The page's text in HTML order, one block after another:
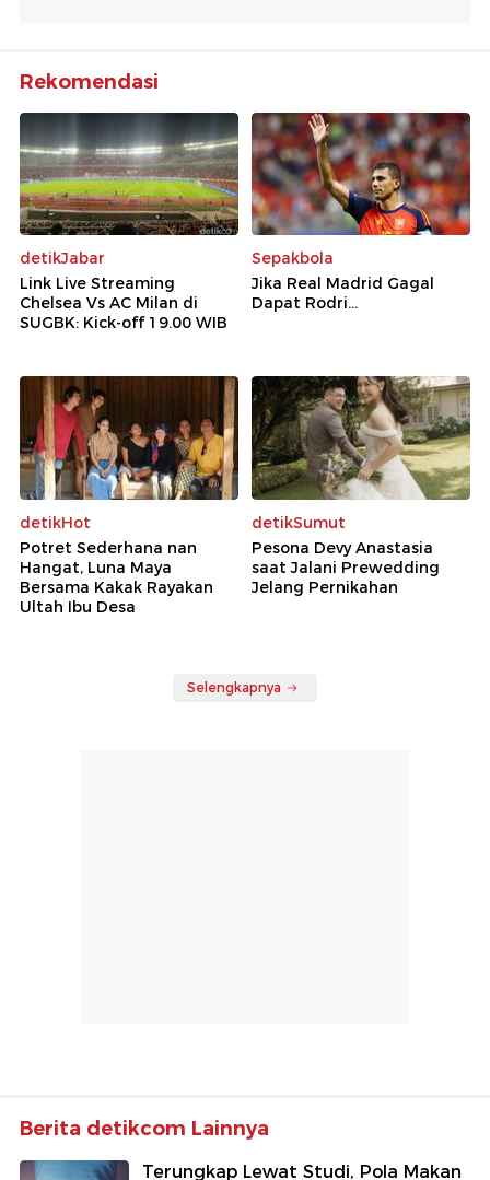
Rekomendasi
detikJabar
Link Live Streaming
Chelsea Vs AC Milan di
SUGBK: Kick-off 19.00 WIB
Sepakbola
Jika Real Madrid Gagal
Dapat Rodri...
detikHot
Potret Sederhana nan
Hangat, Luna Maya
Bersama Kakak Rayakan
Ultah Ibu Desa
detikSumut
Pesona Devy Anastasia
saat Jalani Prewedding
Jelang Pernikahan
Selengkapnya
Berita detikcom Lainnya
Terungkap Lewat Studi, Pola Makan